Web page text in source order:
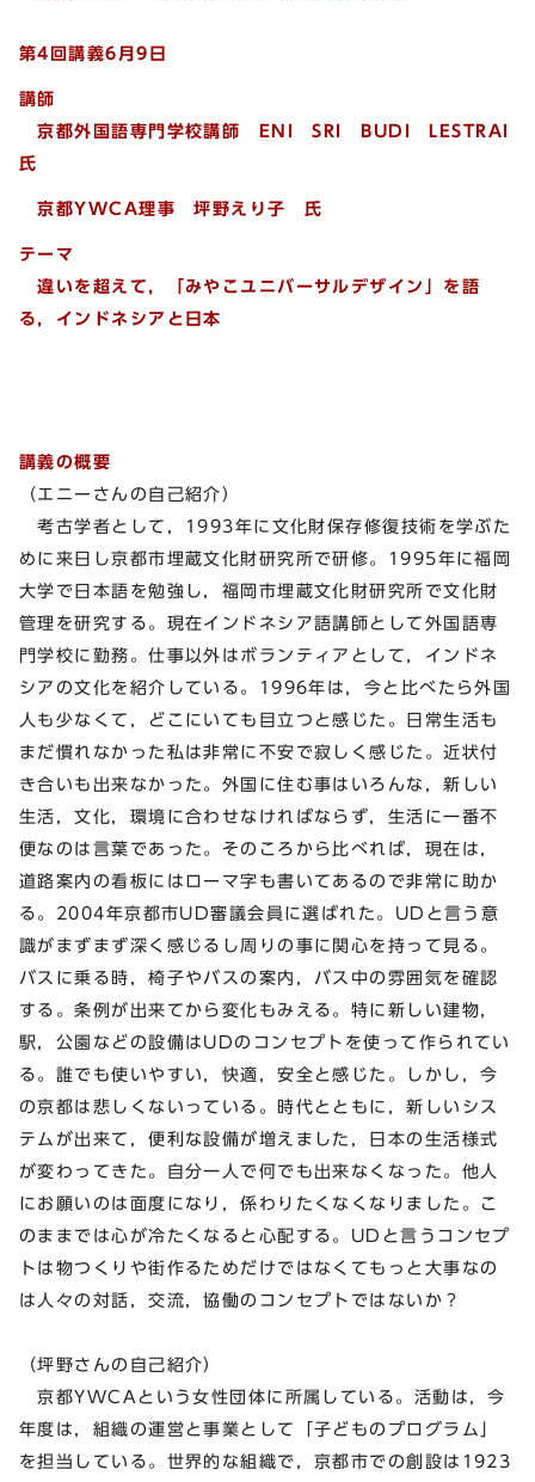
第4回講義6月9日
講師
京都外国語専門学校講師 ENI SRI BUDI LESTRAI
氏
京都YWCA理事 坪野えり子 氏
テーマ
違いを超えて，「みやこユニバーサルデザイン」を語
る，インドネシアと日本
講義の概要
（エニーさんの自己紹介）
考古学者として，1993年に文化財保存修復技術を学ぶた
めに来日し京都市埋蔵文化財研究所で研修。1995年に福岡
大学で日本語を勉強し，福岡市埋蔵文化財研究所で文化財
管理を研究する。現在インドネシア語講師として外国語専
門学校に勤務。仕事以外はボランティアとして，インドネ
シアの文化を紹介している。1996年は，今と比べたら外国
人も少なくて，どこにいても目立つと感じた。日常生活も
まだ慣れなかった私は非常に不安で寂しく感じた。近状付
き合いも出来なかった。外国に住む事はいろんな，新しい
生活，文化，環境に合わせなければならず，生活に一番不
便なのは言葉であった。そのころから比べれば，現在は，
道路案内の看板にはローマ字も書いてあるので非常に助か
る。2004年京都市UD審議会員に選ばれた。UDと言う意
識がまずまず深く感じるし周りの事に関心を持って見る。
バスに乗る時，椅子やバスの案内，バス中の雰囲気を確認
する。条例が出来てから変化もみえる。特に新しい建物，
駅，公園などの設備はUDのコンセプトを使って作られてい
る。誰でも使いやすい，快適，安全と感じた。しかし，今
の京都は悲しくないっている。時代とともに，新しいシス
テムが出来て，便利な設備が増えました，日本の生活様式
が変わってきた。自分一人で何でも出来なくなった。他人
にお願いのは面度になり，係わりたくなくなりました。こ
のままでは心が冷たくなると心配する。UDと言うコンセプ
トは物つくりや街作るためだけではなくてもっと大事なの
は人々の対話，交流，協働のコンセプトではないか？
（坪野さんの自己紹介）
京都YWCAという女性団体に所属している。活動は，今
年度は，組織の運営と事業として「子どものプログラム」
を担当している。世界的な組織で，京都市での創設は1923